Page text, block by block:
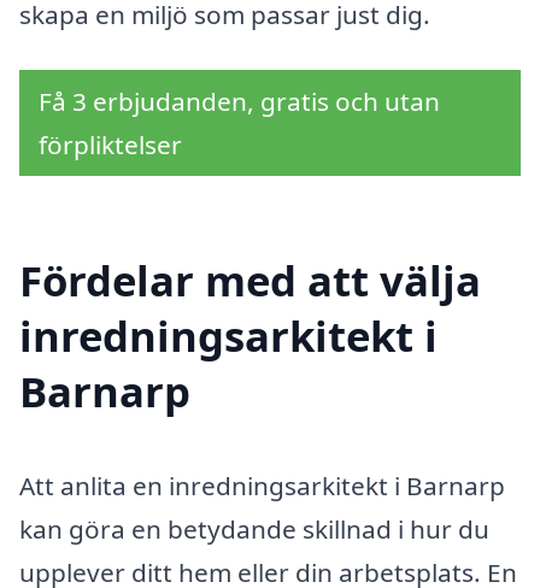
skapa en miljö som passar just dig.
Få 3 erbjudanden, gratis och utan
förpliktelser
Fördelar med att välja
inredningsarkitekt i
Barnarp
Att anlita en inredningsarkitekt i Barnarp
kan göra en betydande skillnad i hur du
upplever ditt hem eller din arbetsplats. En